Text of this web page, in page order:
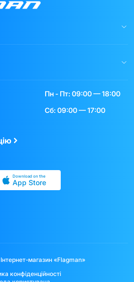
Пн - Пт: 09:00 — 18:00
Сб: 09:00 — 17:00
Download on the
App Store
магазин «Flagman»
конфіденційності